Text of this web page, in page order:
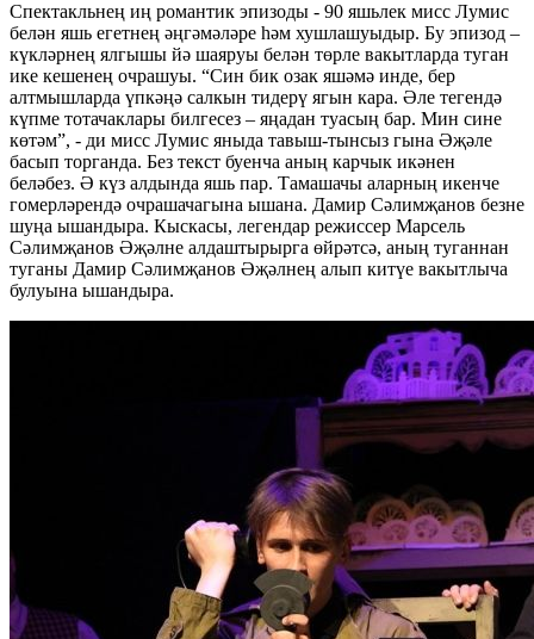
Спектакльнең иң романтик эпизоды - 90 яшьлек мисс Лумис
белән яшь егетнең әңгәмәләре һәм хушлашуыдыр. Бу эпизод –
күкләрнең ялгышы йә шаяруы белән төрле вакытларда туган
ике кешенең очрашуы. “Син бик озак яшәмә инде, бер
алтмышларда үпкәңә салкын тидерү ягын кара. Әле тегендә
күпме тотачаклары билгесез – яңадан туасың бар. Мин сине
көтәм”, - ди мисс Лумис яныда тавыш-тынсыз гына Әҗәле
басып торганда. Без текст буенча аның карчык икәнен
беләбез. Ә күз алдында яшь пар. Тамашачы аларның икенче
гомерләрендә очрашачагына ышана. Дамир Сәлимҗанов безне
шуңа ышандыра. Кыскасы, легендар режиссер Марсель
Сәлимҗанов Әҗәлне алдаштырырга өйрәтсә, аның туганнан
туганы Дамир Сәлимҗанов Әҗәлнең алып китүе вакытлыча
булуына ышандыра.